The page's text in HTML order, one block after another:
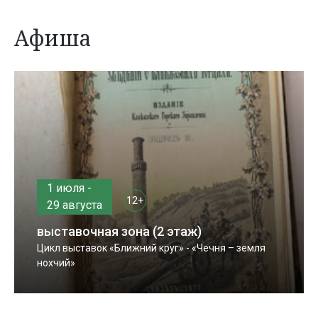
Афиша
1 июля -
29 августа
12+
выставочная зона (2 этаж)
Цикл выставок «Ближний круг» - «Чечня – земля
нохчий»